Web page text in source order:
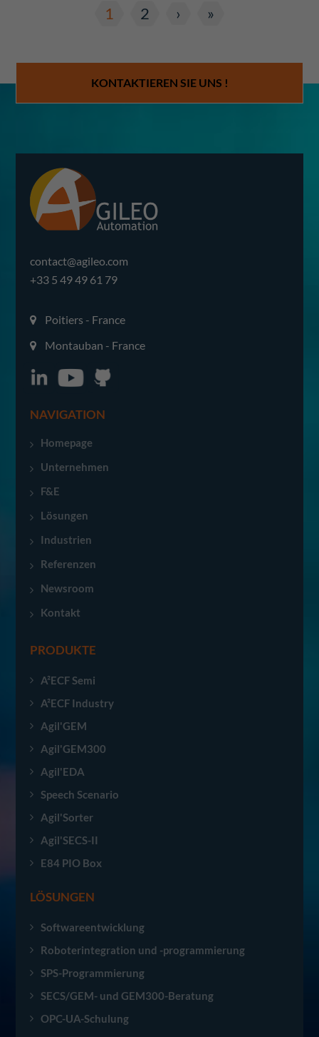
1 2 › »
KONTAKTIEREN SIE UNS !
contact@agileo.com
+33 5 49 49 61 79
Poitiers - France
Montauban - France
NAVIGATION
Homepage
Unternehmen
F&E
Lösungen
Industrien
Referenzen
Newsroom
Kontakt
PRODUKTE
A²ECF Semi
A²ECF Industry
Agil'GEM
Agil'GEM300
Agil'EDA
Speech Scenario
Agil'Sorter
Agil'SECS-II
E84 PIO Box
LÖSUNGEN
Softwareentwicklung
Roboterintegration und -programmierung
SPS-Programmierung
SECS/GEM- und GEM300-Beratung
OPC-UA-Schulung